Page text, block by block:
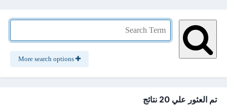
تم العثور علي 20 نتائج